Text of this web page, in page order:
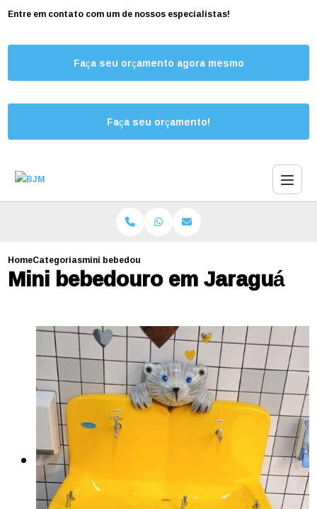
Entre em contato com um de nossos especialistas!
Faça seu orçamento agora mesmo
Faça seu orçamento!
HomeCategoriasmini bebedouro jaragua
Mini bebedouro em Jaraguá